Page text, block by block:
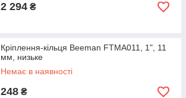
2 294 ₴
Кріплення-кільця Beeman FTMA011, 1", 11
мм, низьке
Немає в наявності
248 ₴